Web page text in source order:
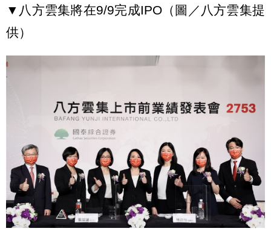
▼八方雲集將在9/9完成IPO（圖／八方雲集提
供）